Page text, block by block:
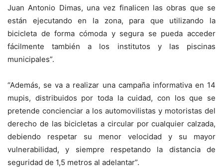
Juan Antonio Dimas, una vez finalicen las obras que se
están ejecutando en la zona, para que utilizando la
bicicleta de forma cómoda y segura se pueda acceder
fácilmente también a los institutos y las piscinas
municipales”.
“Además, se va a realizar una campaña informativa en 14
mupis, distribuidos por toda la cuidad, con los que se
pretende concienciar a los automovilistas y motoristas del
derecho de las bicicletas a circular por cualquier calzada,
debiendo respetar su menor velocidad y su mayor
vulnerabilidad, y siempre respetando la distancia de
seguridad de 1,5 metros al adelantar”.